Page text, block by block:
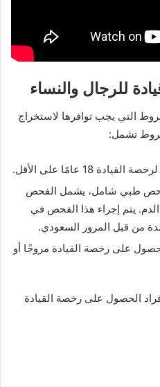
للرجال والنساء
التي يجب توافرها لاستخراج
تشمل:
18 عامًا على الأقل.
فحص طبي شامل، يشمل الفحص
يتم إجراء هذا الفحص في
من قبل المرور السعودي.
على رخصة القيادة مروجًا أو
الحصول على رخصة القيادة